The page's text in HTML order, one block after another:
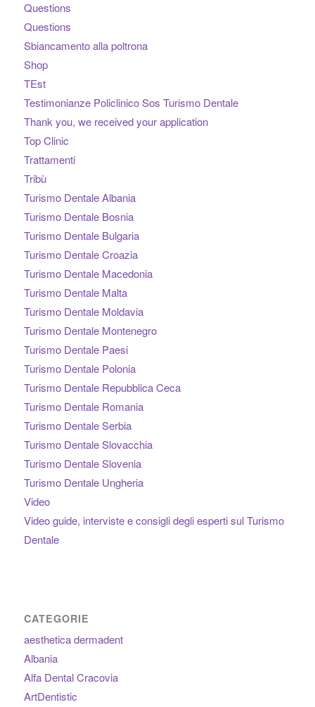
Questions
Questions
Sbiancamento alla poltrona
Shop
TEst
Testimonianze Policlinico Sos Turismo Dentale
Thank you, we received your application
Top Clinic
Trattamenti
Tribù
Turismo Dentale Albania
Turismo Dentale Bosnia
Turismo Dentale Bulgaria
Turismo Dentale Croazia
Turismo Dentale Macedonia
Turismo Dentale Malta
Turismo Dentale Moldavia
Turismo Dentale Montenegro
Turismo Dentale Paesi
Turismo Dentale Polonia
Turismo Dentale Repubblica Ceca
Turismo Dentale Romania
Turismo Dentale Serbia
Turismo Dentale Slovacchia
Turismo Dentale Slovenia
Turismo Dentale Ungheria
Video
Video guide, interviste e consigli degli esperti sul Turismo
Dentale
CATEGORIE
aesthetica dermadent
Albania
Alfa Dental Cracovia
ArtDentistic